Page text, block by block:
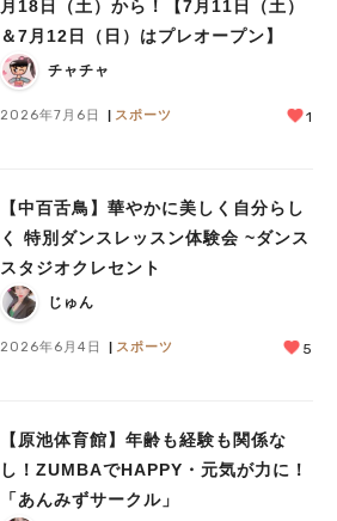
月18日（土）から！【7月11日（土）
＆7月12日（日）はプレオープン】
チャチャ
2026年7月6日 スポーツ 1
【中百舌鳥】華やかに美しく自分らし
く 特別ダンスレッスン体験会 ~ダンス
スタジオクレセント
じゅん
2026年6月4日 スポーツ 5
【原池体育館】年齢も経験も関係な
し！ZUMBAでHAPPY・元気が力に！
「あんみずサークル」